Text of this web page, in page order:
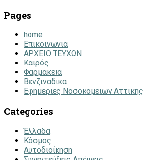
Pages
home
Επικοινωνια
ΑΡΧΕΙΟ ΤΕΥΧΩΝ
Καιρός
Φαρμακεια
Βενζιναδικα
Εφημεριες Νοσοκομειων Αττικης
Categories
Έλλαδα
Κόσμος
Αυτοδιοίκηση